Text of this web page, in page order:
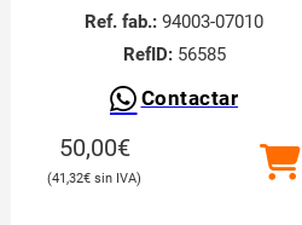
Ref. fab.: 94003-07010
RefID:56585
Contactar
50,00€
41,32€